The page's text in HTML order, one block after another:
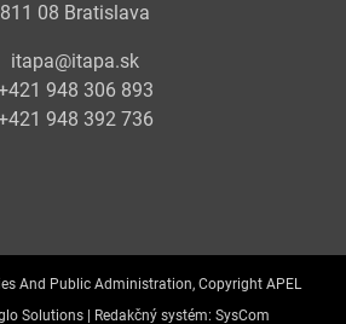
811 08 Bratislava
itapa@itapa.sk
948 306 893
948 392 736
And Public Administration, Copyright APEL
Solutions | Redakčný systém: SysCom